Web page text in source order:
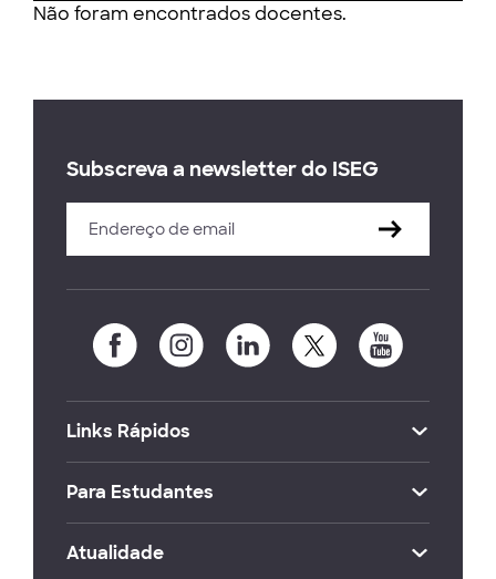
Não foram encontrados docentes.
Subscreva a newsletter do ISEG
Links Rápidos
Para Estudantes
Atualidade